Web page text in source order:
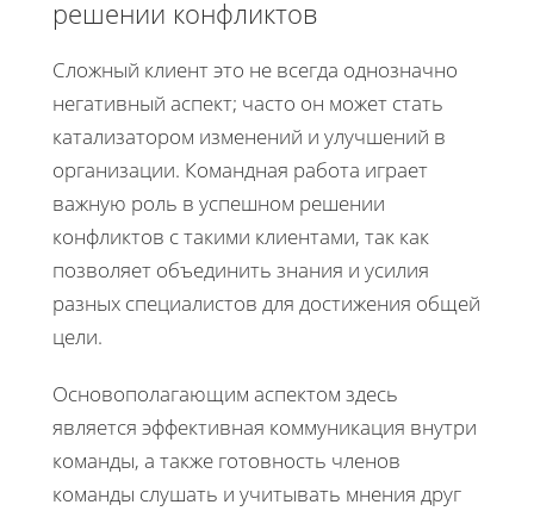
решении конфликтов
Сложный клиент это не всегда однозначно
негативный аспект; часто он может стать
катализатором изменений и улучшений в
организации. Командная работа играет
важную роль в успешном решении
конфликтов с такими клиентами, так как
позволяет объединить знания и усилия
разных специалистов для достижения общей
цели.
Основополагающим аспектом здесь
является эффективная коммуникация внутри
команды, а также готовность членов
команды слушать и учитывать мнения друг